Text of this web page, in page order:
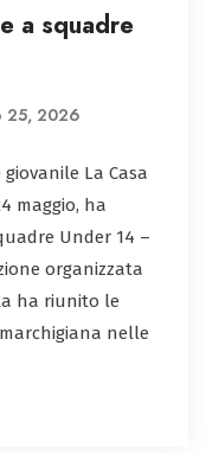
a squadre
25, 2026
La Casa
maggio, ha
Under 14 –
organizzata
ha riunito le
nelle